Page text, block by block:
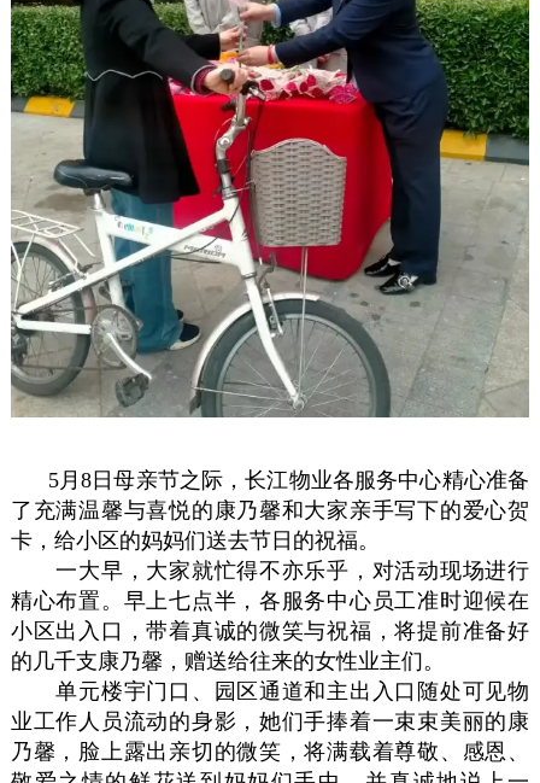
5月8日母亲节之际，长江物业各服务中心精心准备
了充满温馨与喜悦的康乃馨和大家亲手写下的爱心贺
卡，给小区的妈妈们送去节日的祝福。
一大早，大家就忙得不亦乐乎，对活动现场进行
精心布置。早上七点半，各服务中心员工准时迎候在
小区出入口，带着真诚的微笑与祝福，将提前准备好
的几千支康乃馨，赠送给往来的女性业主们。
单元楼宇门口、园区通道和主出入口随处可见物
业工作人员流动的身影，她们手捧着一束束美丽的康
乃馨，脸上露出亲切的微笑，将满载着尊敬、感恩、